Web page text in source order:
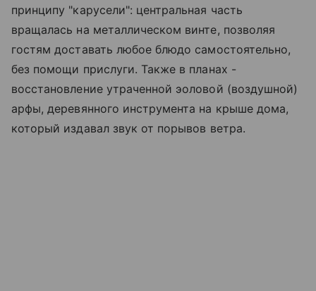
принципу "карусели": центральная часть
вращалась на металлическом винте, позволяя
гостям доставать любое блюдо самостоятельно,
без помощи прислуги. Также в планах -
восстановление утраченной эоловой (воздушной)
арфы, деревянного инструмента на крыше дома,
который издавал звук от порывов ветра.